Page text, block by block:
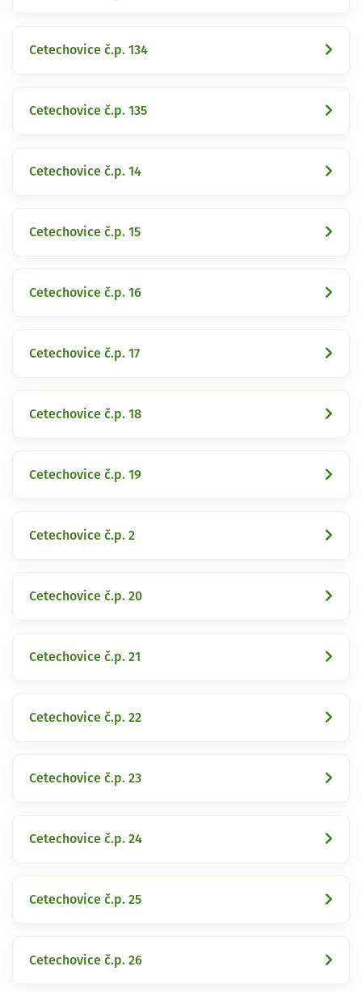
Cetechovice č.p. 134
Cetechovice č.p. 135
Cetechovice č.p. 14
Cetechovice č.p. 15
Cetechovice č.p. 16
Cetechovice č.p. 17
Cetechovice č.p. 18
Cetechovice č.p. 19
Cetechovice č.p. 2
Cetechovice č.p. 20
Cetechovice č.p. 21
Cetechovice č.p. 22
Cetechovice č.p. 23
Cetechovice č.p. 24
Cetechovice č.p. 25
Cetechovice č.p. 26